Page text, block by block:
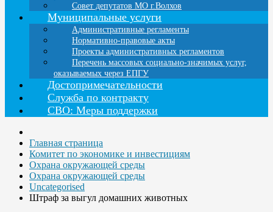
Совет депутатов МО г.Волхов
Муниципальные услуги
Административные регламенты
Нормативно-правовые акты
Проекты административных регламентов
Перечень массовых социально-значимых услуг,
оказываемых через ЕПГУ
Достопримечательности
Служба по контракту
СВО: Меры поддержки
Главная страница
Комитет по экономике и инвестициям
Охрана окружающей среды
Охрана окружающей среды
Uncategorised
Штраф за выгул домашних животных